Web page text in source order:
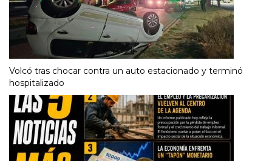
Volcó tras chocar contra un auto estacionado y terminó
hospitalizado